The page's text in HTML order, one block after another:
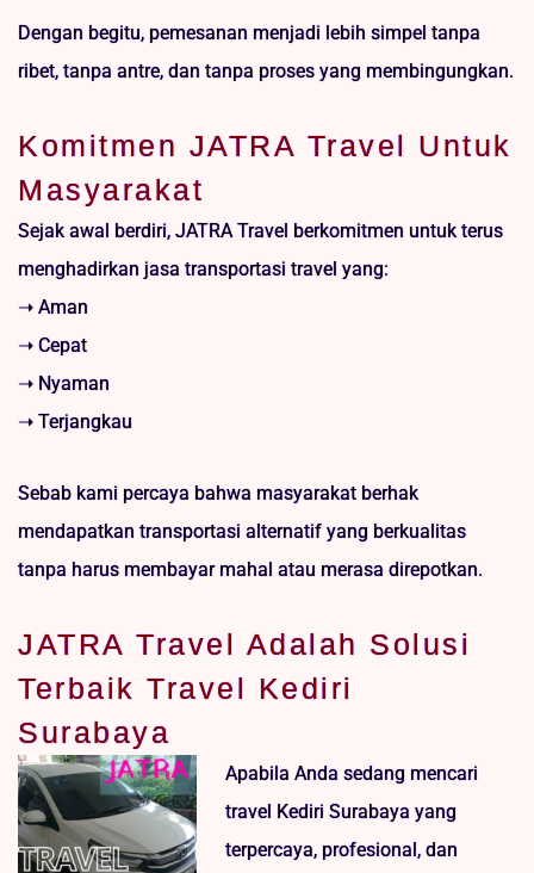
Dengan begitu, pemesanan menjadi lebih simpel tanpa
ribet, tanpa antre, dan tanpa proses yang membingungkan.
Komitmen JATRA Travel Untuk
Masyarakat
Sejak awal berdiri, JATRA Travel berkomitmen untuk terus
menghadirkan jasa transportasi travel yang:
➝ Aman
➝ Cepat
➝ Nyaman
➝ Terjangkau
Sebab kami percaya bahwa masyarakat berhak
mendapatkan transportasi alternatif yang berkualitas
tanpa harus membayar mahal atau merasa direpotkan.
JATRA Travel Adalah Solusi
Terbaik Travel Kediri
Surabaya
Apabila Anda sedang mencari
travel Kediri Surabaya yang
terpercaya, profesional, dan